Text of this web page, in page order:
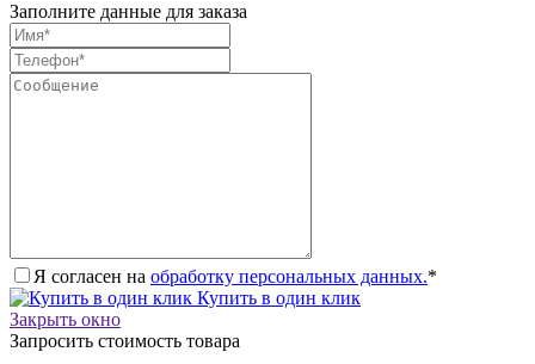
Заполните данные для заказа
Я согласен на обработку персональных данных.*
Купить в один клик
Закрыть окно
Запросить стоимость товара